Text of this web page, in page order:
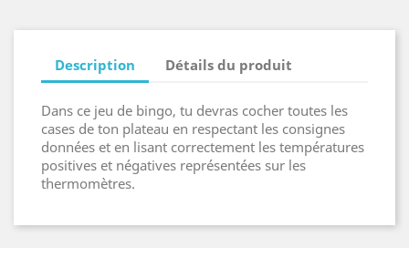
Description Détails du produit
Dans ce jeu de bingo, tu devras cocher toutes les
cases de ton plateau en respectant les consignes
données et en lisant correctement les températures
positives et négatives représentées sur les
thermomètres.